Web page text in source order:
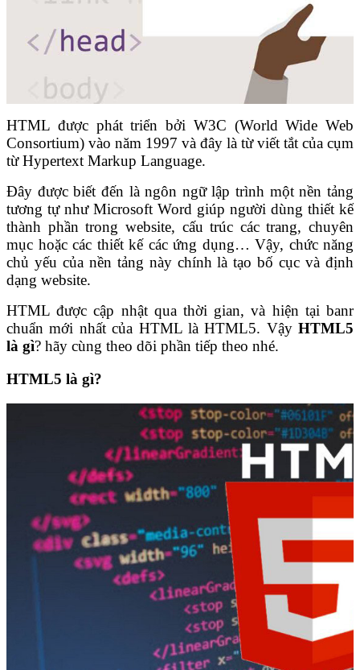
HTML được phát triển bởi W3C (World Wide Web
Consortium) vào năm 1997 và đây là từ viết tắt của cụm
từ Hypertext Markup Language.
Đây được biết đến là ngôn ngữ lập trình một nền tảng
tương tự như Microsoft Word giúp người dùng thiết kế
thành phần trong website, cấu trúc các trang, chuyên
mục hoặc các thiết kế các ứng dụng… Vậy, chức năng
chủ yếu của nền tảng này chính là tạo bố cục và định
dạng website.
HTML được cập nhật qua thời gian, và hiện tại banr
chuẩn mới nhất của HTML là HTML5. Vậy HTML5
là gì? hãy cùng theo dõi phần tiếp theo nhé.
HTML5 là gì?